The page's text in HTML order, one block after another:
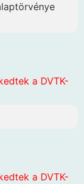
a DVTK-
a DVTK-